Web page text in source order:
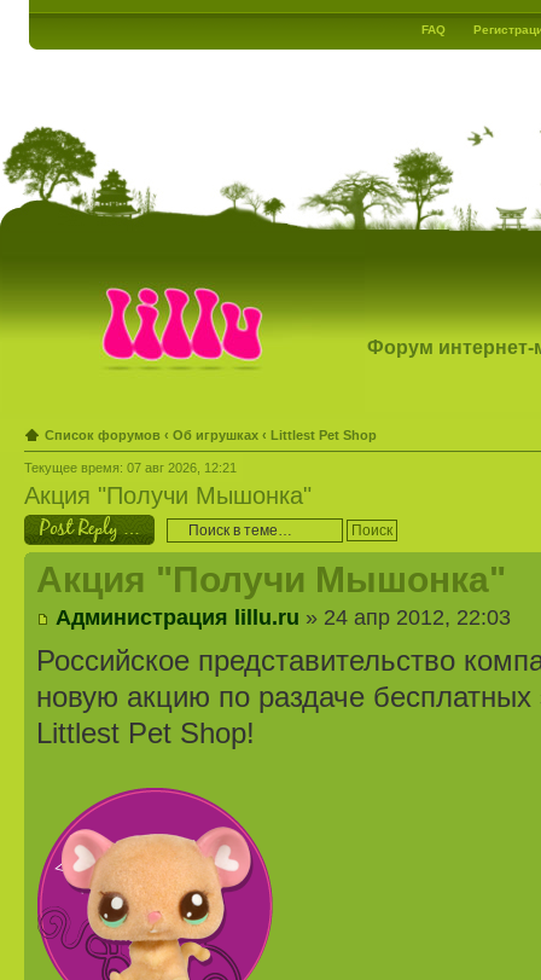
FAQ
Форум интернет-
Список форумов ‹ Об игрушках ‹ Littlest Pet Shop
Текущее время: 07 авг 2026, 12:21
Акция "Получи Мышонка"
Ответить
Акция "Получи Мышонка"
Администрация lillu.ru » 24 апр 2012, 22:03
Российское представительство
новую акцию по раздаче
Littlest Pet Shop!